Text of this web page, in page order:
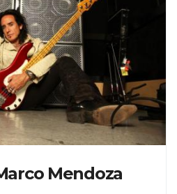
Mendoza